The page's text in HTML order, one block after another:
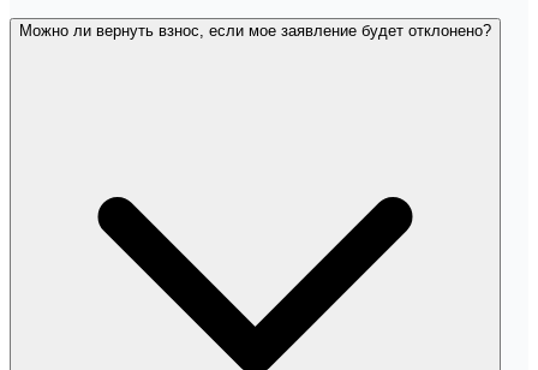
Можно ли вернуть взнос, если мое заявление будет отклонено?